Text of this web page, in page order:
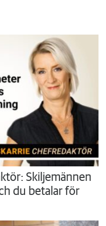
Skiljemännen
du betalar för